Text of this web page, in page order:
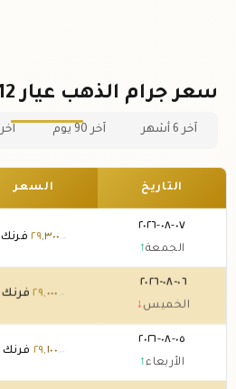
سعر جرام الذهب عيار 12 في جزر القمر
آخر 6 أشهر آخر 90 يوم آخر 30 يوم
التاريخ السعر
٠٧-٠٨-٢٠٢٦
الجمعة↑
٢٩,٣٠٠ .٠٠ فرنك
٠٦-٠٨-٢٠٢٦
الخميس ↓
٢٩,٠٠٠ فرنك
٠٥-٠٨-٢٠٢٦
الأربعاء↑
٢٩,١٠٠ .٠٠ فرنك